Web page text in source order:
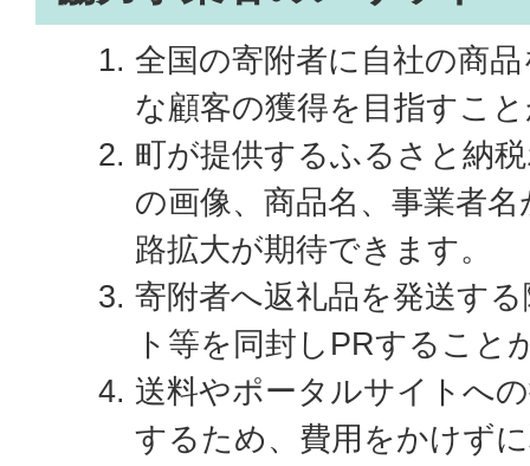
全国の寄附者に自社の商
な顧客の獲得を目指すこ
町が提供するふるさと納
の画像、商品名、事業者
路拡大が期待できます。
寄附者へ返礼品を発送す
ト等を同封しPRすること
送料やポータルサイトへ
するため、費用をかけず